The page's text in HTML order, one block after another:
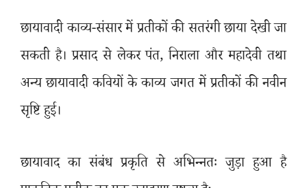
छायावादी काव्य-संसार में प्रतीकों की सतरंगी छाया देखी जा
सकती है। प्रसाद से लेकर पंत,निराला और महादेवी तथा
अन्य छायावादी कवियों के काव्य जगत में प्रतीकों की नवीन
सृष्टि हुई।
छायावाद का संबंध प्रकृति से अभिन्नतः जुड़ा हुआ है